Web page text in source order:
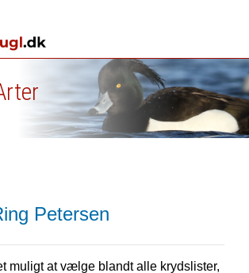
Petersen
muligt at vælge blandt alle krydslister,